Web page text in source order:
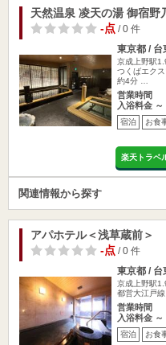
天然温泉 凌天の湯 御宿野
-点/ 0 件
東京都 / 台
京成上野駅
つくばエク
約4分 …
営業時間
入浴料金 ～
宿泊 お食
楽天トラベ
関連情報から探す
アパホテル＜浅草蔵前＞
-点/ 0 件
東京都 / 台
京成上野駅
都営大江戸
営業時間
入浴料金 ～
宿泊 お食